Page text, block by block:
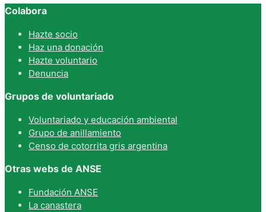
Colabora
Hazte socio
Haz una donación
Hazte voluntario
Denuncia
Grupos de voluntariado
Voluntariado y educación ambiental
Grupo de anillamiento
Censo de cotorrita gris argentina
Otras webs de ANSE
Fundación ANSE
La canastera